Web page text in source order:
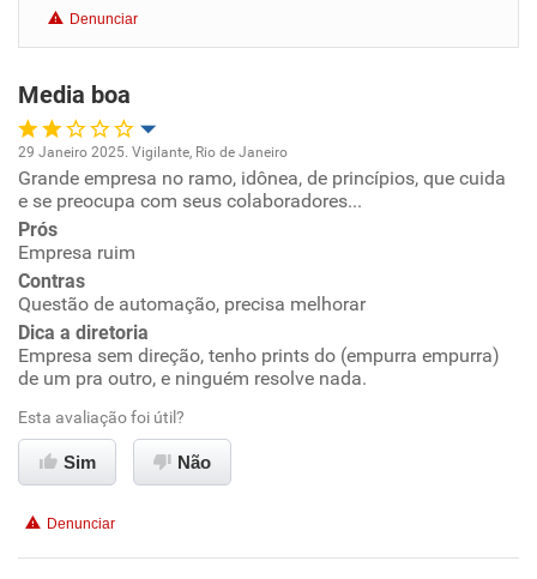
Recomenda esta empresa
Recomenda a diretoria
Denunciar
Media boa
Oportunidade de promoção
Ambiente de trabalho
Conciliação com a vida familiar
Benefícios
Não recomenda esta empresa
Não recomenda a diretoria
29 Janeiro 2025. Vigilante, Rio de Janeiro
Grande empresa no ramo, idônea, de princípios, que cuida
e se preocupa com seus colaboradores...
Prós
Empresa ruim
Contras
Questão de automação, precisa melhorar
Dica a diretoria
Empresa sem direção, tenho prints do (empurra empurra)
de um pra outro, e ninguém resolve nada.
Esta avaliação foi útil?
Sim Não
Denunciar